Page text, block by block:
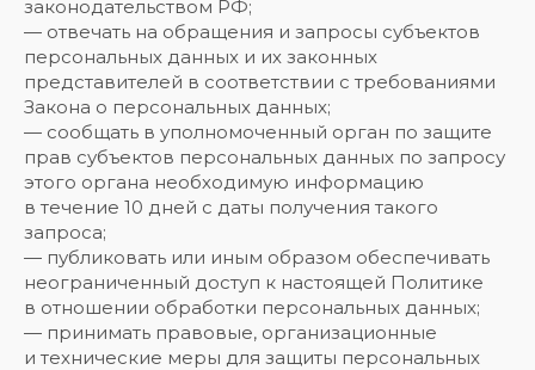
законодательством РФ;
— отвечать на обращения и запросы субъектов
персональных данных и их законных
представителей в соответствии с требованиями
Закона о персональных данных;
— сообщать в уполномоченный орган по защите
прав субъектов персональных данных по запросу
этого органа необходимую информацию
в течение 10 дней с даты получения такого
запроса;
— публиковать или иным образом обеспечивать
неограниченный доступ к настоящей Политике
в отношении обработки персональных данных;
— принимать правовые, организационные
и технические меры для защиты персональных